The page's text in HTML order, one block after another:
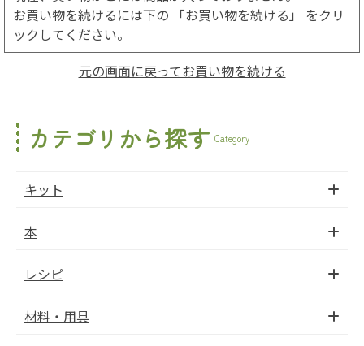
お買い物を続けるには下の 「お買い物を続ける」 をクリ
ックしてください。
元の画面に戻ってお買い物を続ける
カテゴリから探す Category
キット
本
レシピ
材料・用具